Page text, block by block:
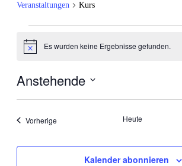
Veranstaltungen Kurs
HinweisEs wurden keine Ergebnisse gefunden.
Anstehende
VorherigeVeranstaltungen Heute
Kalender abonnieren